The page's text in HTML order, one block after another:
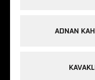
ADNAN